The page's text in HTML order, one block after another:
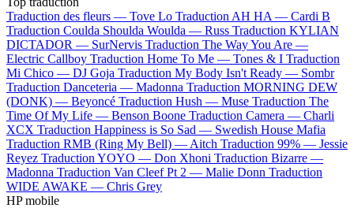
Traduction des fleurs — Tove Lo Traduction AH HA — Cardi B
Traduction Coulda Shoulda Woulda — Russ Traduction KYLIAN
DICTADOR — SurNervis Traduction The Way You Are —
Electric Callboy Traduction Home To Me — Tones & I Traduction
Mi Chico — DJ Goja Traduction My Body Isn't Ready — Sombr
Traduction Danceteria — Madonna Traduction MORNING DEW
(DONK) — Beyoncé Traduction Hush — Muse Traduction The
Time Of My Life — Benson Boone Traduction Camera — Charli
XCX Traduction Happiness is So Sad — Swedish House Mafia
Traduction RMB (Ring My Bell) — Aitch Traduction 99% — Jessie
Reyez Traduction YOYO — Don Xhoni Traduction Bizarre —
Madonna Traduction Van Cleef Pt 2 — Malie Donn Traduction
WIDE AWAKE — Chris Grey
HP mobile